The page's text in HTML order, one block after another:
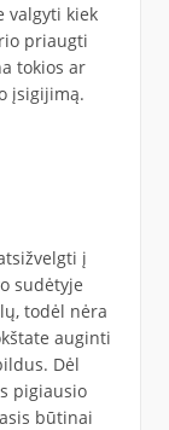
valgyti kiek
priaugti
tokios ar
įsigijimą.
į
sudėtyje
todėl nėra
auginti
Dėl
pigiausio
būtinai